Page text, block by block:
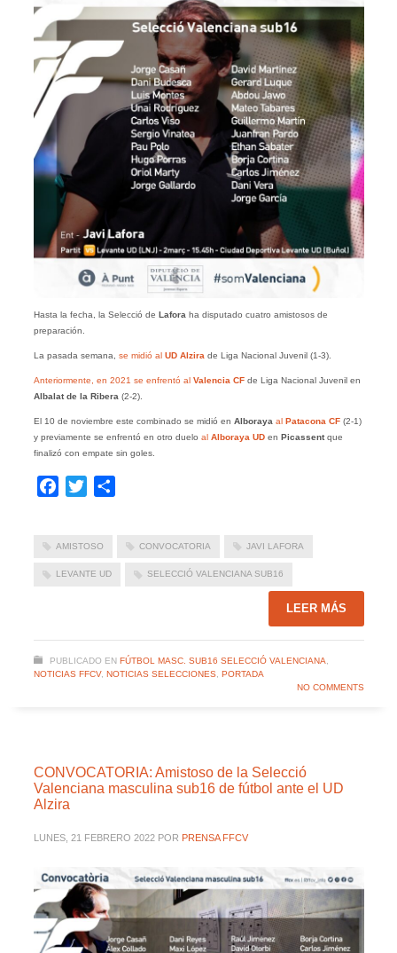
Hasta la fecha, la Selecció de Lafora ha disputado cuatro amistosos de
preparación.
La pasada semana, se midió al UD Alzira de Liga Nacional Juvenil (1-3).
Anteriormente, en 2021 se enfrentó al Valencia CF de Liga Nacional Juvenil en
Albalat de la Ribera (2-2).
El 10 de noviembre este combinado se midió en Alboraya al Patacona CF(2-1)
y previamente se enfrentó en otro duelo al Alboraya UD en Picassentque
finalizó con empate sin goles.
Facebook
Twitter
AMISTOSO CONVOCATORIA JAVI LAFORA
LEVANTE UD SELECCIÓ VALENCIANA SUB16
LEER MÁS
PUBLICADO EN FÚTBOL MASC. SUB16 SELECCIÓ VALENCIANA
NOTICIAS FFCV, NOTICIAS SELECCIONES, PORTADA
NO COMMENTS
CONVOCATORIA: Amistoso de la Selecció
Valenciana masculina sub16 de fútbol ante el UD
Alzira
LUNES, 21 FEBRERO 2022 POR PRENSA FFCV